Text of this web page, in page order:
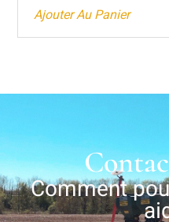
Ajouter Au Panier
Comment